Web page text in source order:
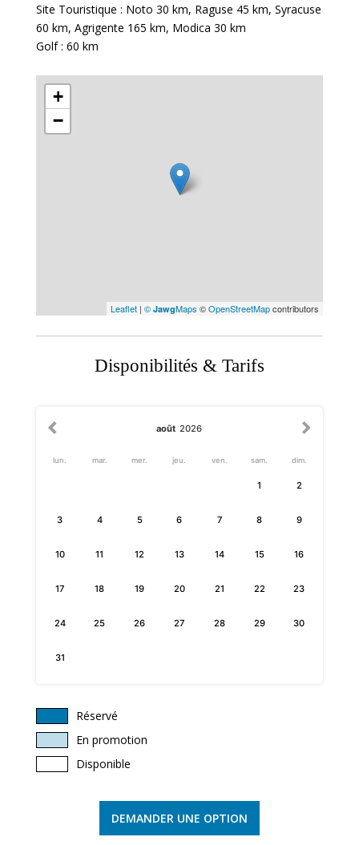
Site Touristique : Noto 30 km, Raguse 45 km, Syracuse
60 km, Agrigente 165 km, Modica 30 km
Golf : 60 km
+
−
Leaflet |©JawgMaps ©OpenStreetMapcontributors
Disponibilités & Tarifs
août 2026
lun. mar. mer. jeu. ven. sam. dim.
1 2
3 4 5 6 7 8 9
10 11 12 13 14 15 16
17 18 19 20 21 22 23
24 25 26 27 28 29 30
31
Réservé
En promotion
Disponible
DEMANDER UNE OPTION